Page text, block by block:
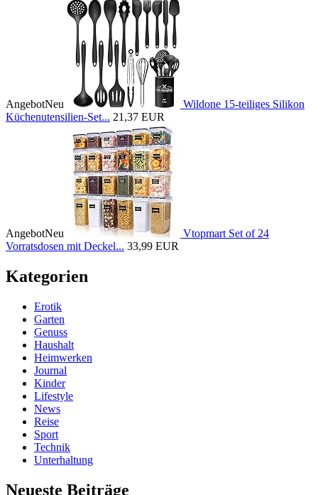
AngebotNeu
Wildone 15-teiliges Silikon
Küchenutensilien-Set... 21,37 EUR
AngebotNeu
Vtopmart Set of 24
Vorratsdosen mit Deckel... 33,99 EUR
Kategorien
Erotik
Garten
Genuss
Haushalt
Heimwerken
Journal
Kinder
Lifestyle
News
Reise
Sport
Technik
Unterhaltung
Neueste Beiträge